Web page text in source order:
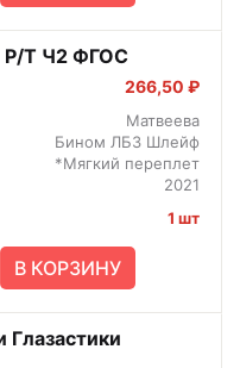
3 Р/Т Ч2 ФГОС
266,50 ₽
Матвеева
Бином ЛБЗ Шлейф
*Мягкий переплет
2021
1 шт
В КОРЗИНУ
Глазастики